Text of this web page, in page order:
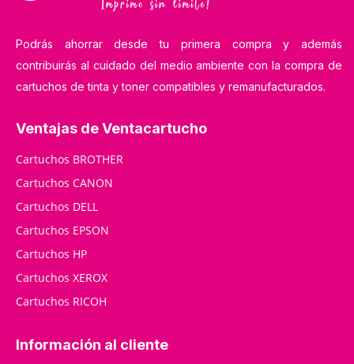
Podrás ahorrar desde tu primera compra y además
contribuirás al cuidado del medio ambiente con la compra de
cartuchos de tinta y toner compatibles y remanufacturados.
Ventajas de Ventacartucho
Cartuchos BROTHER
Cartuchos CANON
Cartuchos DELL
Cartuchos EPSON
Cartuchos HP
Cartuchos XEROX
Cartuchos RICOH
Información al cliente